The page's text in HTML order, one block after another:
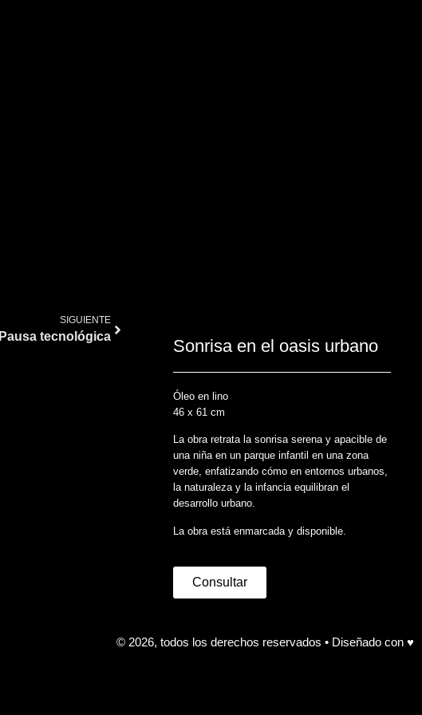
SIGUIENTE
Pausa tecnológica Sonrisa en el oasis urbano
Óleo en lino
46 x 61 cm
La obra retrata la sonrisa serena y apacible de
una niña en un parque infantil en una zona
verde, enfatizando cómo en entornos urbanos,
la naturaleza y la infancia equilibran el
desarrollo urbano.
La obra está enmarcada y disponible.
Consultar
© 2026, todos los derechos reservados • Diseñado con ♥